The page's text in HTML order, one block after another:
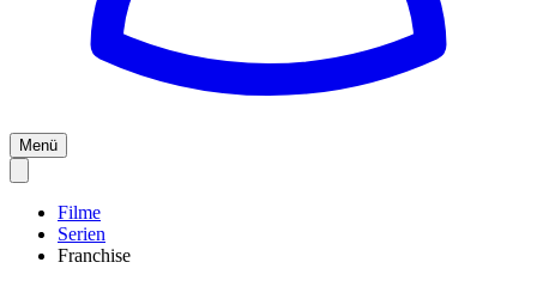
Menü
Filme
Serien
Franchise